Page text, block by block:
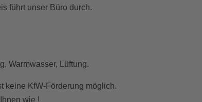
führt unser Büro durch.
Warmwasser, Lüftung.
keine KfW-Förderung möglich.
wie !